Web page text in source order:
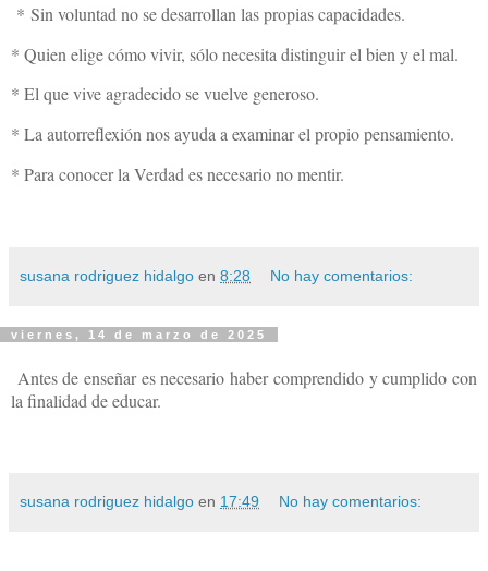
* Sin voluntad no se desarrollan las propias capacidades.
* Quien elige cómo vivir, sólo necesita distinguir el bien y el mal.
* El que vive agradecido se vuelve generoso.
* La autorreflexión nos ayuda a examinar el propio pensamiento.
* Para conocer la Verdad es necesario no mentir.
susana rodriguez hidalgo en 8:28 No hay comentarios:
viernes, 14 de marzo de 2025
Antes de enseñar es necesario haber comprendido y cumplido con
la finalidad de educar.
susana rodriguez hidalgo en 17:49 No hay comentarios: